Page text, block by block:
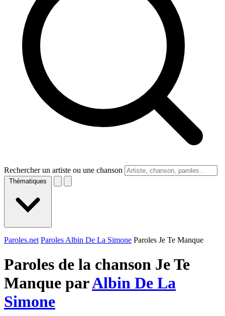
Rechercher un artiste ou une chanson
Thématiques
Paroles.net Paroles Albin De La Simone Paroles Je Te Manque
Paroles de la chanson Je Te
Manque parAlbin De La
Simone